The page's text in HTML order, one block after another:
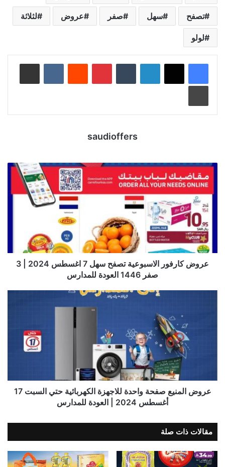
تصفح سهل صفر عروض لثلاثة
لولو
لينكدإن بينتيريست
saudioffers
عروض كارفور الاسبوعية تصفح سهل 7 اغسطس 2024 | 3
صفر 1446 العودة للمدارس
عروض المنيع صفحة واحدة للاجهزة الكهربائية حتي السبت 17
أغسطس 2024 | العودة للمدارس
مقالات ذات صلة